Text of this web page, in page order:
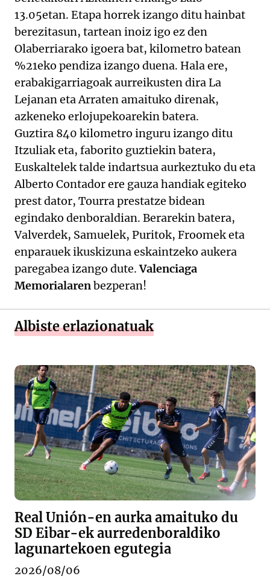
13.05etan. Etapa horrek izango ditu hainbat
berezitasun, tartean inoiz igo ez den
Olaberriarako igoera bat, kilometro batean
%21eko pendiza izango duena. Hala ere,
erabakigarriagoak aurreikusten dira La
Lejanan eta Arraten amaituko direnak,
azkeneko erlojupekoarekin batera.
Guztira 840 kilometro inguru izango ditu
Itzuliak eta, faborito guztiekin batera,
Euskaltelek talde indartsua aurkeztuko du eta
Alberto Contador ere gauza handiak egiteko
prest dator, Tourra prestatze bidean
egindako denboraldian. Berarekin batera,
Valverdek, Samuelek, Puritok, Froomek eta
enparauek ikuskizuna eskaintzeko aukera
paregabea izango dute.Valenciaga
Memorialarenbezperan!
Albiste erlazionatuak
Real Unión-en aurka amaituko du
SD Eibar-ek aurredenboraldiko
lagunartekoen egutegia
2026/08/06